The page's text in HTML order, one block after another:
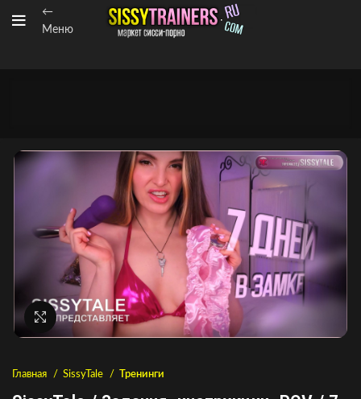
←
Меню
Нажмите, чтобы увеличить
Главная SissyTale Тренинги